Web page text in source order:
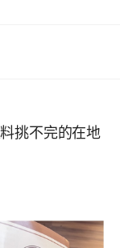
挑不完的在地